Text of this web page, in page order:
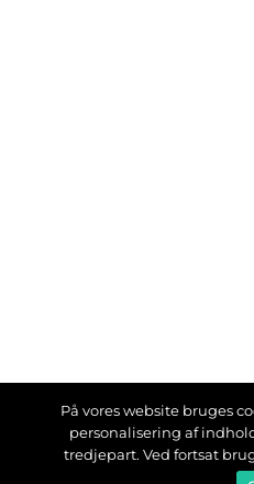
På vores website bruges
personalisering af
tredjepart. Ved fortsat